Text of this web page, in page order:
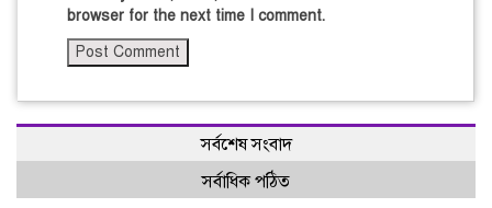
browser for the next time I comment.
সর্বশেষ সংবাদ
সর্বাধিক পঠিত